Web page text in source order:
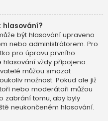
hlasování?
být hlasování upraveno
nebo administrátorem. Pro
pro úpravu prvního
vždy připojeno.
můžou smazat
možnost. Pokud ale již
nebo moderátoři můžou
zabrání tomu, aby byly
neukončeném hlasování.